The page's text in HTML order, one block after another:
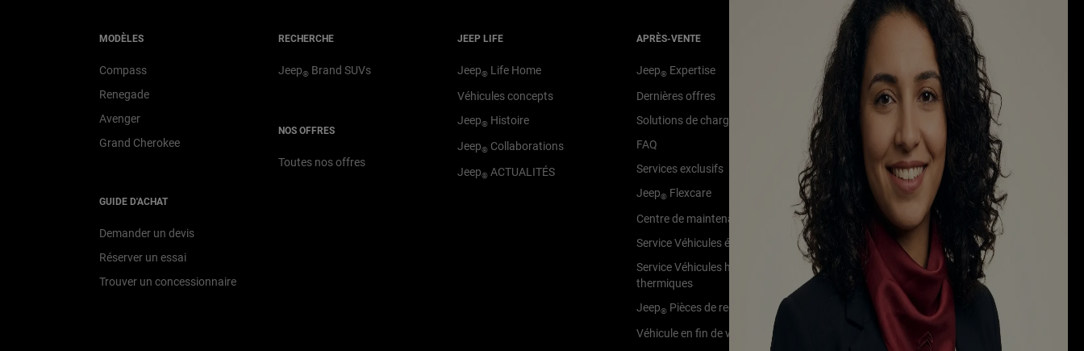
MODÈLES
Compass
Renegade
Avenger
Grand Cherokee
GUIDE D'ACHAT
Demander un devis
Réserver un essai
Trouver un concessionnaire
RECHERCHE
Jeep® Brand SUVs
NOS OFFRES
Toutes nos offres
JEEP LIFE
Jeep® Life Home
Véhicules concepts
Jeep® Histoire
Jeep® Collaborations
Jeep® ACTUALITÉS
APRÈS-VENTE
Jeep® Expertise
Dernières offres
Solutions de charge Ev
FAQ
Services exclusifs
Jeep® Flexcare
Centre de maintenance
Service Véhicules électriques
Service Véhicules hybrides
thermiques
Jeep® Pièces de rechange
Véhicule en fin de vie
SUIVEZ-NOUS
Visitez
Jeep
sur
Instagram
Visitez
Jeep
sur
Facebook
Visitez
Jeep
sur
YouTube
Visitez
Jeep
sur
LinkedIn